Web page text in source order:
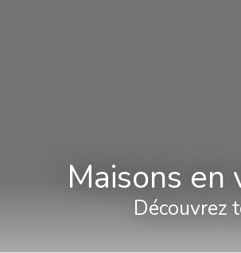
Maisons
Découvrez